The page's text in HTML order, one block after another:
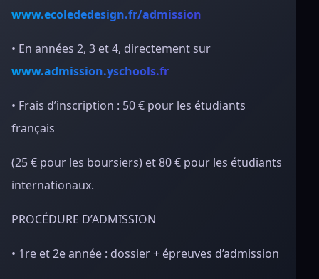
www.ecolededesign.fr/admission
• En années 2, 3 et 4, directement sur
www.admission.yschools.fr
• Frais d’inscription : 50 € pour les étudiants
français
(25 € pour les boursiers) et 80 € pour les étudiants
internationaux.
PROCÉDURE D’ADMISSION
• 1re et 2e année : dossier + épreuves d’admission